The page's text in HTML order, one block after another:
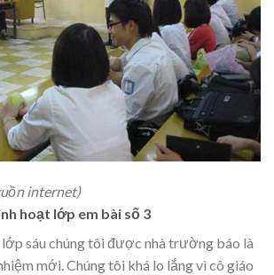
internet)
hoạt lớp em bài số 3
sáu chúng tôi được nhà trường báo là
mới. Chúng tôi khá lo lắng vì cô giáo